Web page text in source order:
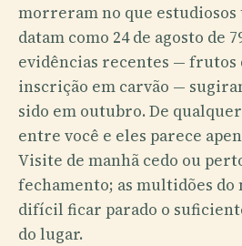
morreram no que
datam como 24 de agosto de
evidências recentes — frutos
inscrição em carvão —
sido em outubro. De
entre você e eles parece
Visite de manhã cedo ou
fechamento; as multidões
difícil ficar parado o
do lugar.